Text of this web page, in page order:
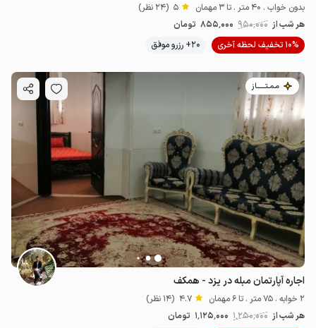
2.29میلیون ت
بدون خواب . 40 متر . تا 3 مهمان 5 (24 نظر)
هر شب از 950٬000 855٬000 تومان
10% تخفیف لحظه آخری
20+ رزرو موفق
مـمـتــــــاز
اجاره آپارتمان مبله در یزد - همکف
2 خوابه . 75 متر . تا 6 مهمان 4.7 (14 نظر)
هر شب از 1٬250٬000 1٬125٬000 تومان